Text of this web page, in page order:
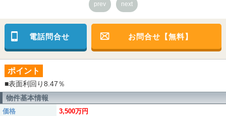
prev next
電話問合せ お問合せ【無料】
ポイント
■表面利回り8.47％
物件基本情報
価格
3,500万円